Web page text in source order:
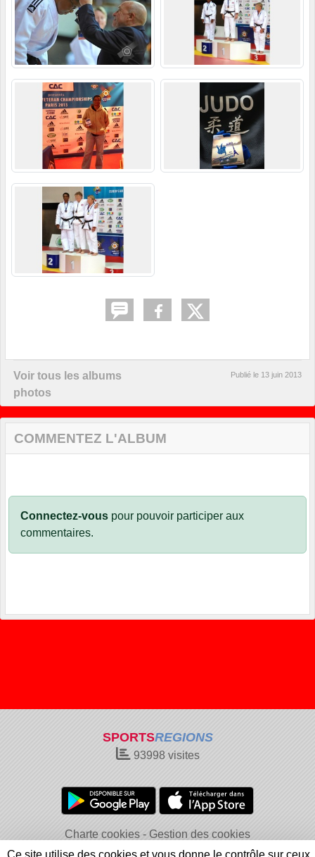
Voir tous les albums
photos
Publié le 13 juin 2013
COMMENTEZ L'ALBUM
Connectez-vous pour pouvoir participer aux
commentaires.
SPORTSREGIONS
93998visites
Charte cookies
Gestion des cookies
Informations légales
Signaler un contenu inapproprié
Ce site utilise des cookies et vous donne le contrôle sur ceux